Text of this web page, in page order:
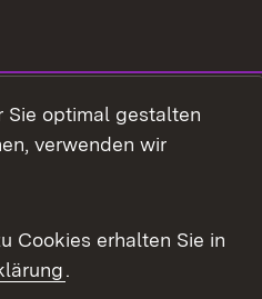
Sie optimal gestalten
verwenden wir
Cookies erhalten Sie in
.